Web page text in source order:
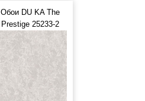
Обои DU KA The
Prestige 25233-2